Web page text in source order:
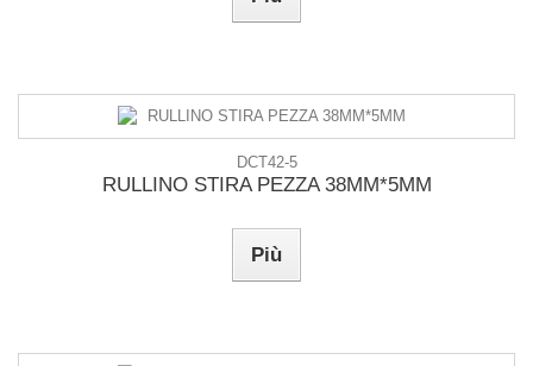
DCT42-5
RULLINO STIRA PEZZA 38MM*5MM
Più